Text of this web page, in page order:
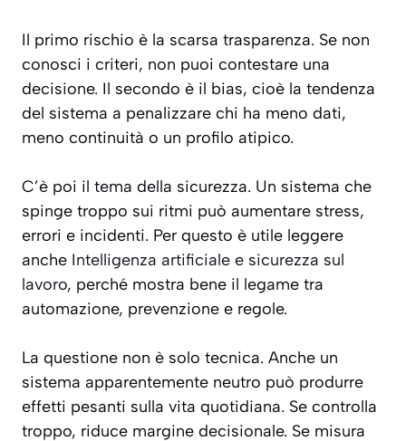
Il primo rischio è la scarsa trasparenza. Se non
conosci i criteri, non puoi contestare una
decisione. Il secondo è il bias, cioè la tendenza
del sistema a penalizzare chi ha meno dati,
meno continuità o un profilo atipico.
C’è poi il tema della sicurezza. Un sistema che
spinge troppo sui ritmi può aumentare stress,
errori e incidenti. Per questo è utile leggere
anche Intelligenza artificiale e sicurezza sul
lavoro, perché mostra bene il legame tra
automazione, prevenzione e regole.
La questione non è solo tecnica. Anche un
sistema apparentemente neutro può produrre
effetti pesanti sulla vita quotidiana. Se controlla
troppo, riduce margine decisionale. Se misura